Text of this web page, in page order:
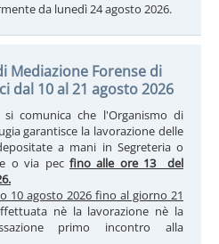
da lunedì 24 agosto 2026.
Mediazione Forense di
dal 10 al 21 agosto 2026
comunica che l'Organismo di
garantisce la lavorazione delle
a mani in Segreteria o
o via pec fino alle ore 13 del
10 agosto 2026 fino al giorno 21
nè la lavorazione nè la
primo incontro alla